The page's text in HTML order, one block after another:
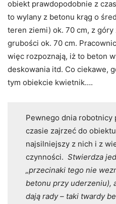
obiekt prawdopodobnie z
to wylany z betonu krąg o
teren ziemi) ok. 70 cm, z góry
grubości ok. 70 cm.
więc rozpoznają, iż to beton
deskowania itd. Co ciekawe,
tym obiekcie kwietnik….
Pewnego dnia robotnicy
czasie zajrzeć do
najsilniejszy z nich i z
czynności. Stwierdza
„przecinaki tego nie
betonu przy uderzeniu),
dają rady – taki twardy